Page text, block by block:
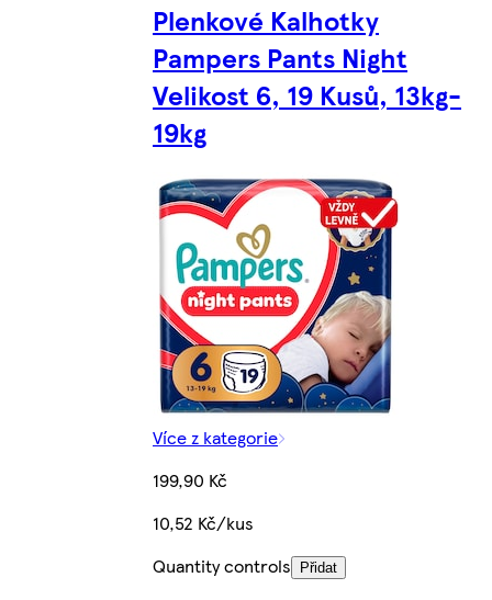
Plenkové Kalhotky
Pampers Pants Night
Velikost 6, 19 Kusů, 13kg-
19kg
Více z kategorie
199,90 Kč
10,52 Kč/kus
Quantity controls
Přidat